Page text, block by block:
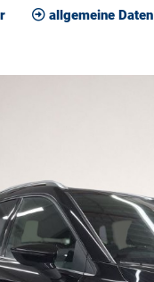
allgemeine Daten